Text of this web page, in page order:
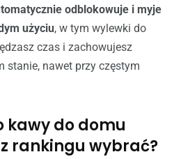
odblokowuje i myje
użyciu, w tym wylewki do
czas i zachowujesz
stanie, nawet przy częstym
kawy do domu
rankingu wybrać?